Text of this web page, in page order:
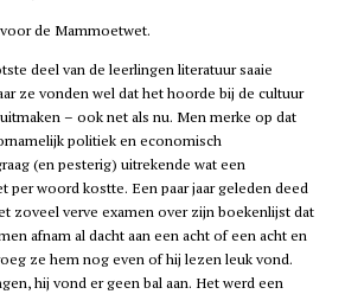
de Mammoetwet.
deel van de leerlingen literatuur saaie
ze vonden wel dat het hoorde bij de cultuur
– ook net als nu. Men merke op dat
politiek en economisch
(en pesterig) uitrekende wat een
per woord kostte. Een paar jaar geleden deed
zoveel verve examen over zijn boekenlijst dat
afnam al dacht aan een acht of een acht en
ze hem nog even of hij lezen leuk vond.
hij vond er geen bal aan. Het werd een